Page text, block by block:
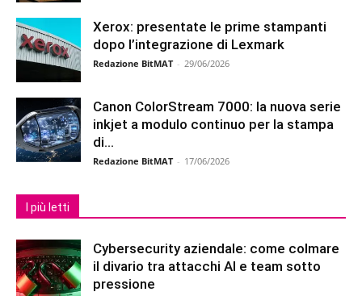
Xerox: presentate le prime stampanti
dopo l’integrazione di Lexmark
Redazione BitMAT - 29/06/2026
Canon ColorStream 7000: la nuova serie
inkjet a modulo continuo per la stampa
di...
Redazione BitMAT - 17/06/2026
I più letti
Cybersecurity aziendale: come colmare
il divario tra attacchi AI e team sotto
pressione